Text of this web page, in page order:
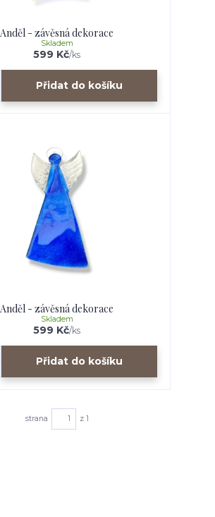
Anděl - závěsná dekorace
599 Kč/ks
Skladem
Přidat do košíku
Anděl - závěsná dekorace
599 Kč/ks
Skladem
Přidat do košíku
strana z 1